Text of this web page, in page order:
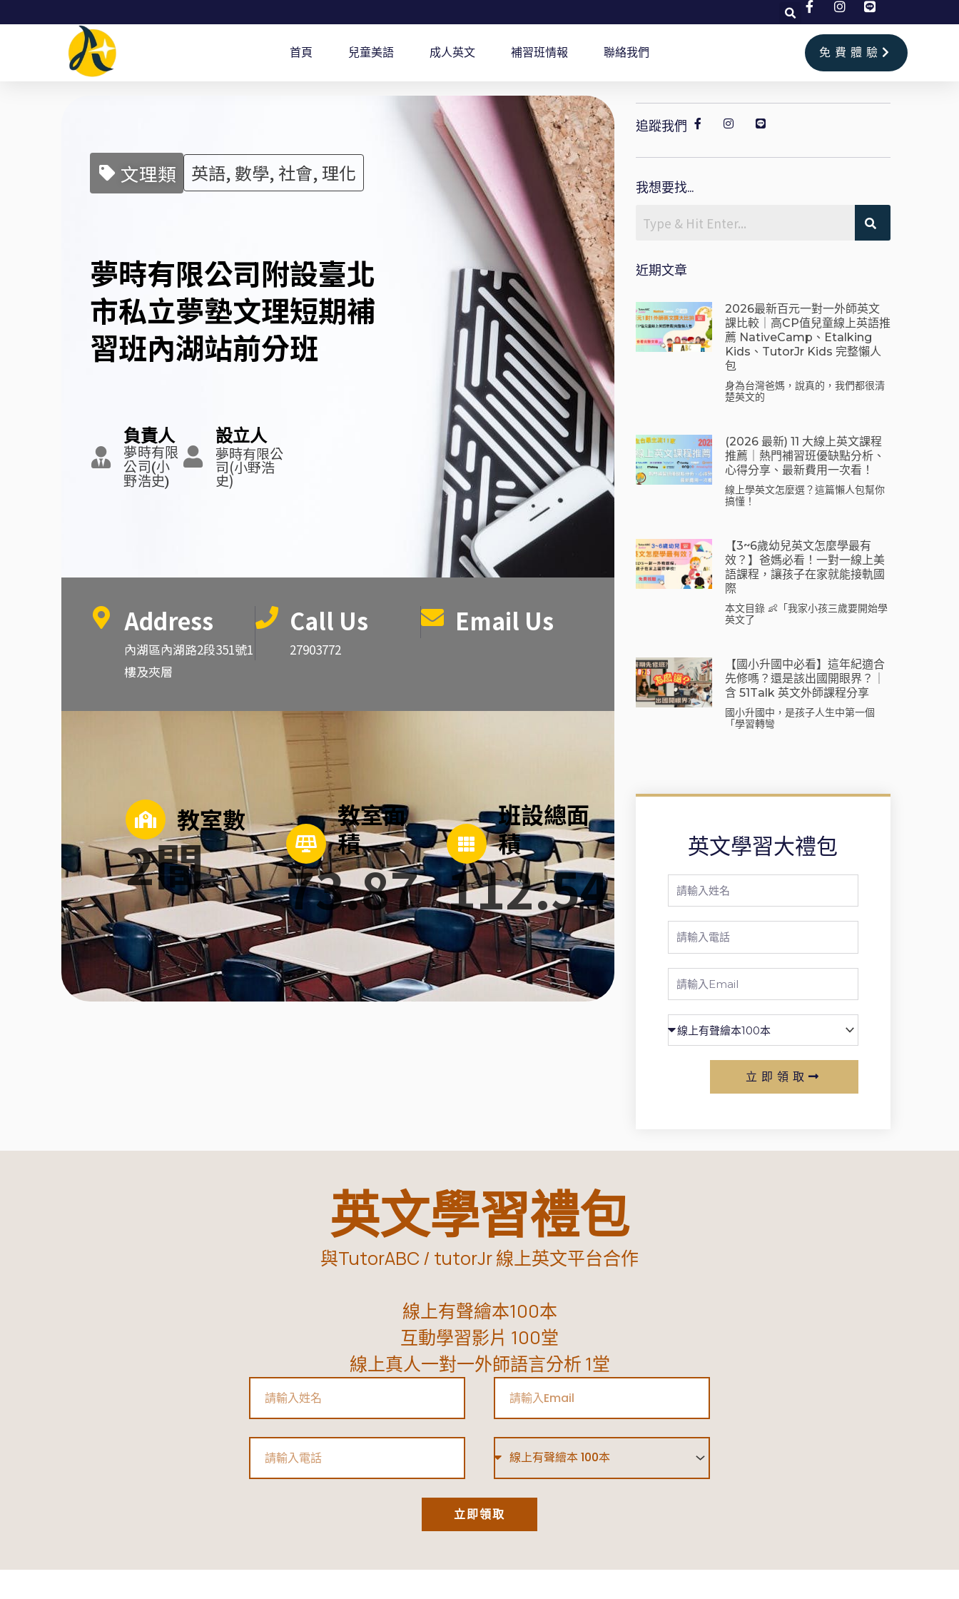
首頁 兒童美語 成人英文 補習班情報 聯絡我們 免費體驗
文理類 英語, 數學, 社會, 理化
夢時有限公司附設臺北
市私立夢塾文理短期補
習班內湖站前分班
負責人
夢時有限
公司(小
野浩史)
設立人
夢時有限公
司(小野浩
史)
Address
內湖區內湖路2段351號1
樓及夾層
Call Us
27903772
Email Us
2間
教室數
教室面
積
73.87
班設總面
積
112.54
追蹤我們
我想要找...
近期文章
2026最新百元一對一外師英文
課比較｜高CP值兒童線上英語推
薦 NativeCamp、Etalking
Kids、tutorJr Kids 完整懶人
包
身為台灣爸媽，說真的，我們都很清
楚英文的
(2026 最新) 11 大線上英文課程
推薦｜熱門補習班優缺點分析、
心得分享、最新費用一次看！
線上學英文怎麼選？這篇懶人包幫你
搞懂！
【3~6歲幼兒英文怎麼學最有
效？】爸媽必看！一對一線上美
語課程，讓孩子在家就能接軌國
際
本文目錄 👶「我家小孩三歲要開始學
英文了
【國小升國中必看】這年紀適合
先修嗎？還是該出國開眼界？｜
含 51Talk 英文外師課程分享
國小升國中，是孩子人生中第一個
「學習轉彎
英文學習大禮包
Full
Name
Phone
Email
立即領取
英文學習禮包
與TutorABC / tutorJr 線上英文平台合作
線上有聲繪本100本
互動學習影片 100堂
線上真人一對一外師語言分析 1堂
立即領取